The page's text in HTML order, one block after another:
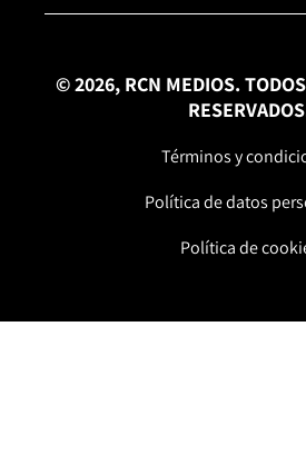
© 2026, RCN MEDIOS.
Términos y
Política de datos
Política de